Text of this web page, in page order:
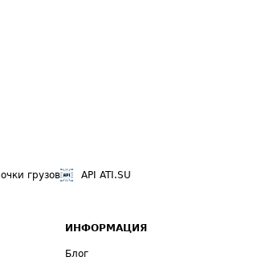
грузов API ATI.SU
ИНФОРМАЦИЯ
Блог